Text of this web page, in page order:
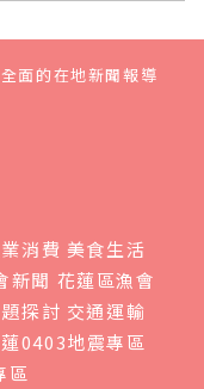
面的在地新聞報導
消費 美食生活
新聞 花蓮區漁會
探討 交通運輸
0403地震專區
區